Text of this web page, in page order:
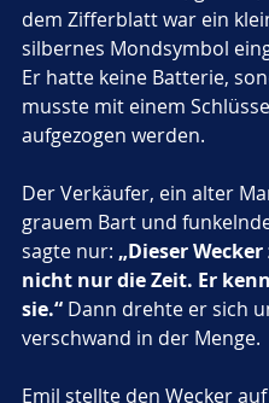
dem Zifferblatt war ein
silbernes Mondsymbol
Er hatte keine Batterie,
musste mit einem
aufgezogen werden.
Der Verkäufer, ein alter
grauem Bart und
sagte nur: „Dieser
nicht nur die Zeit. Er
sie.“ Dann drehte er sich
verschwand in der Menge.
Emil stellte den Wecker